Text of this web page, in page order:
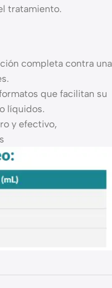
tratamiento.
completa contra una
que facilitan su
líquidos.
y efectivo,